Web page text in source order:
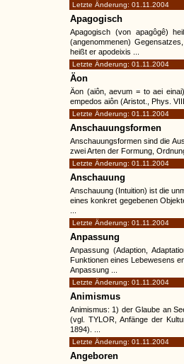
Letzte Änderung: 01.11.2004
Apagogisch
Apagogisch (von apagôgê)
(angenommenen)
heißt er apodeixis ...
Letzte Änderung: 01.11.2004
Äon
Äon (aiôn, aevum = to aei
empedos aiôn (Aristot., Phys.
Letzte Änderung: 01.11.2004
Anschauungsformen
Anschauungsformen sind die
zwei Arten der Formung,
Letzte Änderung: 01.11.2004
Anschauung
Anschauung (Intuition) ist die
eines konkret gegebenen
Letzte Änderung: 01.11.2004
Anpassung
Anpassung (Adaption,
Funktionen eines Lebewesens
Anpassung ...
Letzte Änderung: 01.11.2004
Animismus
Animismus: 1) der Glaube an
(vgl. TYLOR, Anfänge der
1894). ...
Letzte Änderung: 01.11.2004
Angeboren